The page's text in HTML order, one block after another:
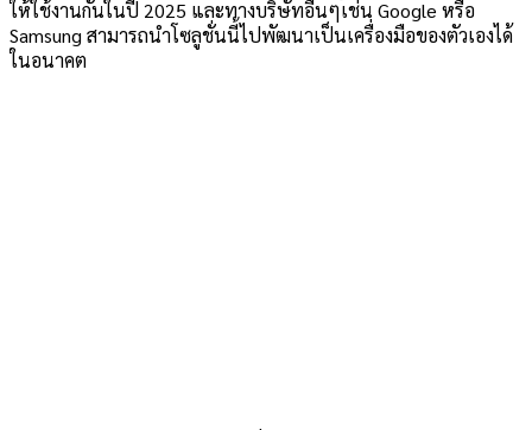
ให้ใช้งานกันในปี 2025 และทางบริษัทอื่นๆเช่น Google หรือ
Samsung สามารถนำโซลูชั่นนี้ไปพัฒนาเป็นเครื่องมือของตัวเองได้
ในอนาคต